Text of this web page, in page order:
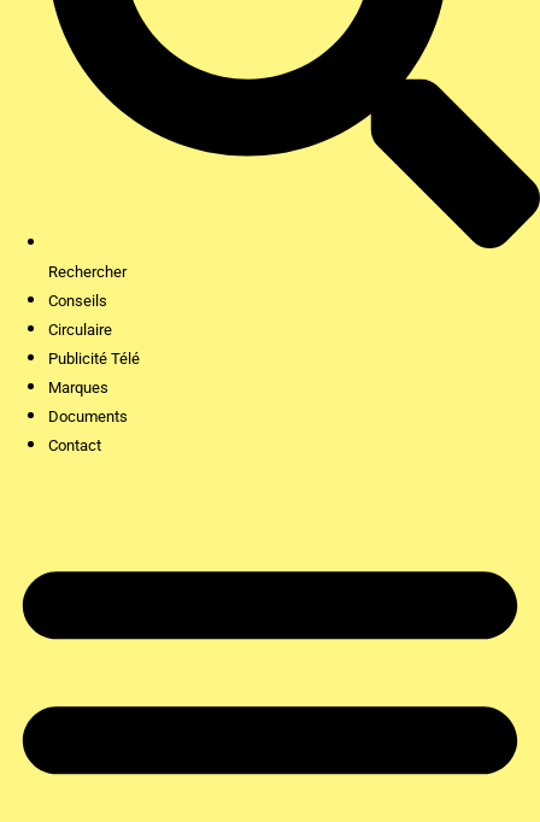
Rechercher
Conseils
Circulaire
Publicité Télé
Marques
Documents
Contact